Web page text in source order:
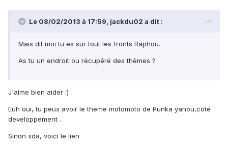
Le 08/02/2013 à 17:59, jackdu02 a dit :
Mais dit moi tu es sur tout les fronts Raphou.
As tu un endroit ou récupéré des thèmes ?
J'aime bien aider :)
Euh oui, tu peux avoir le theme motomoto de Punka yanou,coté
developpement .
Sinon xda, voici le lien